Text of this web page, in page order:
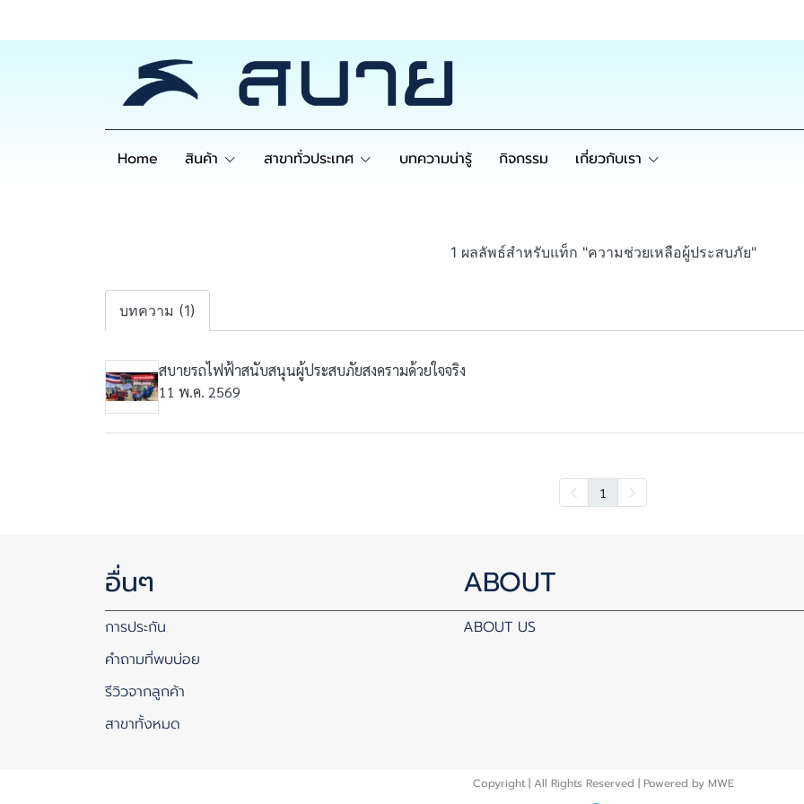
Home สินค้า สาขาทั่วประเทศ บทความน่ารู้ กิจกรรม เกี่ยวกับเรา
1 ผลลัพธ์สำหรับแท็ก "ความช่วยเหลือผู้ประสบภัย"
บทความ (1)
สบายรถไฟฟ้าสนับสนุนผู้ประสบภัยสงครามด้วยใจจริง
11 พ.ค. 2569
1
อื่นๆ
การประกัน
คำถามที่พบบ่อย
รีวิวจากลูกค้า
สาขาทั้งหมด
ABOUT
ABOUT US
Copyright | All Rights Reserved | Powered by MWE